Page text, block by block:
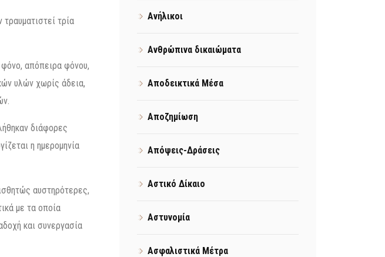
τρία
απόπειρα φόνου,
υλών χωρίς άδεια,
διάφορες
η ημερομηνία
αυστηρότερες,
με τα οποία
και συνεργασία
Ανήλικοι
Ανθρώπινα δικαιώματα
Αποδεικτικά Μέσα
Αποζημίωση
Απόψεις-Δράσεις
Αστικό Δίκαιο
Αστυνομία
Ασφαλιστικά Μέτρα